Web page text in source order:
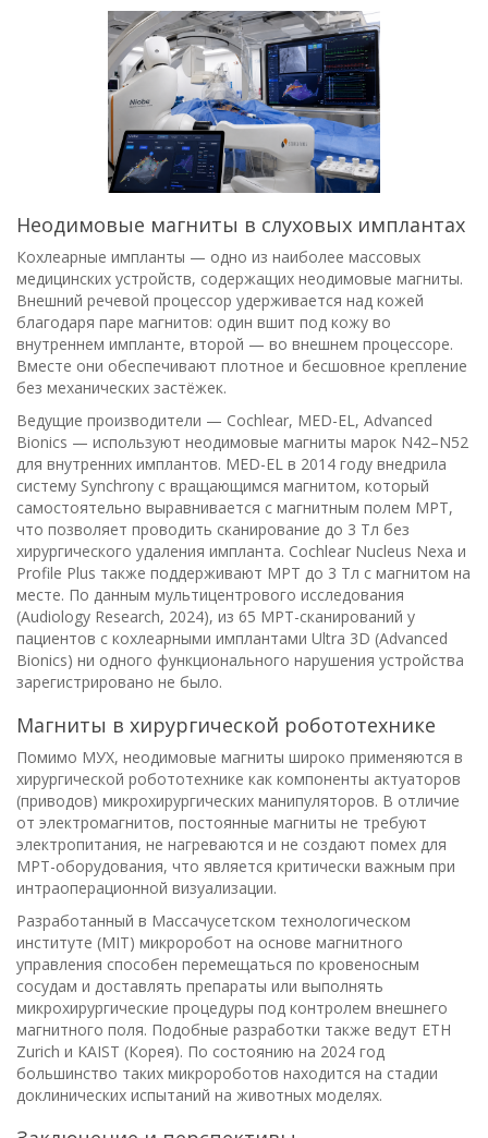
Неодимовые магниты в слуховых имплантах
Кохлеарные импланты — одно из наиболее массовых
медицинских устройств, содержащих неодимовые магниты.
Внешний речевой процессор удерживается над кожей
благодаря паре магнитов: один вшит под кожу во
внутреннем импланте, второй — во внешнем процессоре.
Вместе они обеспечивают плотное и бесшовное крепление
без механических застёжек.
Ведущие производители — Cochlear, MED-EL, Advanced
Bionics — используют неодимовые магниты марок N42–N52
для внутренних имплантов. MED-EL в 2014 году внедрила
систему Synchrony с вращающимся магнитом, который
самостоятельно выравнивается с магнитным полем МРТ,
что позволяет проводить сканирование до 3 Тл без
хирургического удаления импланта. Cochlear Nucleus Nexa и
Profile Plus также поддерживают МРТ до 3 Тл с магнитом на
месте. По данным мультицентрового исследования
(Audiology Research, 2024), из 65 МРТ-сканирований у
пациентов с кохлеарными имплантами Ultra 3D (Advanced
Bionics) ни одного функционального нарушения устройства
зарегистрировано не было.
Магниты в хирургической робототехнике
Помимо МУХ, неодимовые магниты широко применяются в
хирургической робототехнике как компоненты актуаторов
(приводов) микрохирургических манипуляторов. В отличие
от электромагнитов, постоянные магниты не требуют
электропитания, не нагреваются и не создают помех для
МРТ-оборудования, что является критически важным при
интраоперационной визуализации.
Разработанный в Массачусетском технологическом
институте (MIT) микроробот на основе магнитного
управления способен перемещаться по кровеносным
сосудам и доставлять препараты или выполнять
микрохирургические процедуры под контролем внешнего
магнитного поля. Подобные разработки также ведут ETH
Zurich и KAIST (Корея). По состоянию на 2024 год
большинство таких микророботов находится на стадии
доклинических испытаний на животных моделях.